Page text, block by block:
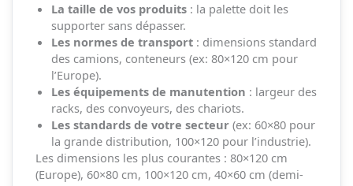
La taille de vos produits: la palette doit les
supporter sans dépasser.
Les normes de transport: dimensions standard
des camions, conteneurs (ex: 80×120 cm pour
l’Europe).
Les équipements de manutention : largeur des
racks, des convoyeurs, des chariots.
Les standards de votre secteur(ex: 60×80 pour
la grande distribution, 100×120 pour l’industrie).
Les dimensions les plus courantes : 80×120 cm
(Europe), 60×80 cm, 100×120 cm, 40×60 cm (demi-